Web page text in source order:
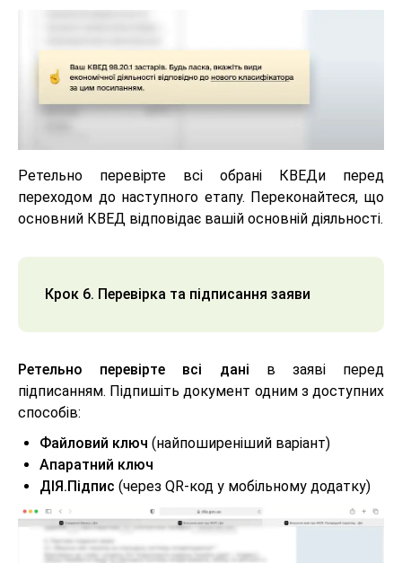
Ретельно перевірте всі обрані КВЕДи перед
переходом до наступного етапу. Переконайтеся, що
основний КВЕД відповідає вашій основній діяльності.
Крок 6. Перевірка та підписання заяви
Ретельно перевірте всі дані в заяві перед
підписанням. Підпишіть документ одним з доступних
способів:
Файловий ключ (найпоширеніший варіант)
Апаратний ключ
ДІЯ.Підпис (через QR-код у мобільному додатку)